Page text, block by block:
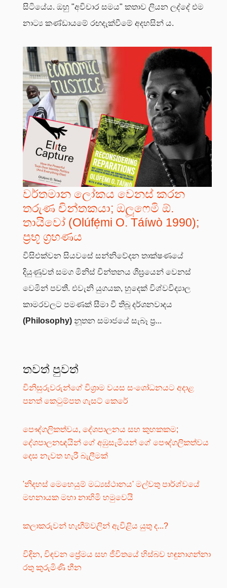
සිටියේය. ඔහු "අවිචාර සමය" කතාව ලියන ලද්දේ එම
නාට්‍ය කණ්ඩායමේ රඟදැක්වීමේ අදහසින් ය.
වර්තමාන ලෝකය වෙනස් කරන
තරුණ චින්තකයා; ඔලූෆෙමි ඕ.
තායිවෝ (Olúfẹ́mi O. Táíwò 1990);
ප්‍රභූ ග්‍රහණය
විසිඑක්වන සියවසේ සන්නිවේදන තාක්ෂණයේ
දියුණුවත් සමග මිනිස් චින්තනය ශීඝ්‍රයෙන් වෙනස්
වෙමින් පවතී. එවැනි යුගයක, හුදෙක් විශ්වවිද්‍යාල
කාමරවලට පමණක් සීමා වී තිබූ දර්ශනවාදය
(Philosophy) නූතන සමාජයේ සැබෑ ප්‍ර...
තවත් පුවත්
විනිසුරුවරුන්ගේ විශ්‍රාම වයස සංශෝධනයට අදාළ
පනත් කෙටුම්පත ගැසට් කෙරේ
පෞද්ගලිකත්වය, දේශපාලනය සහ කුහකකම;
දේශපාලනඥයින් ගේ අඹුසැමියන් ගේ පෞද්ගලිකත්වය
දෙස නැවත හැරී බැලීමක්
'නිදහස් මෙහෙයුම් මධ්‍යස්ථානය' මල්වතු පාර්ශ්වයේ
මහනායක මහා නාහිමි හමුවෙයි
කලාකරුවන් හැඟීම්වලින් ඇවිළිය යුතු ද...?
විඳින, විඳවන ප්‍රේමය සහ ජීවිතයේ හිස්බව හඳුනාගන්නා
රතු කුරුමිණි හීන